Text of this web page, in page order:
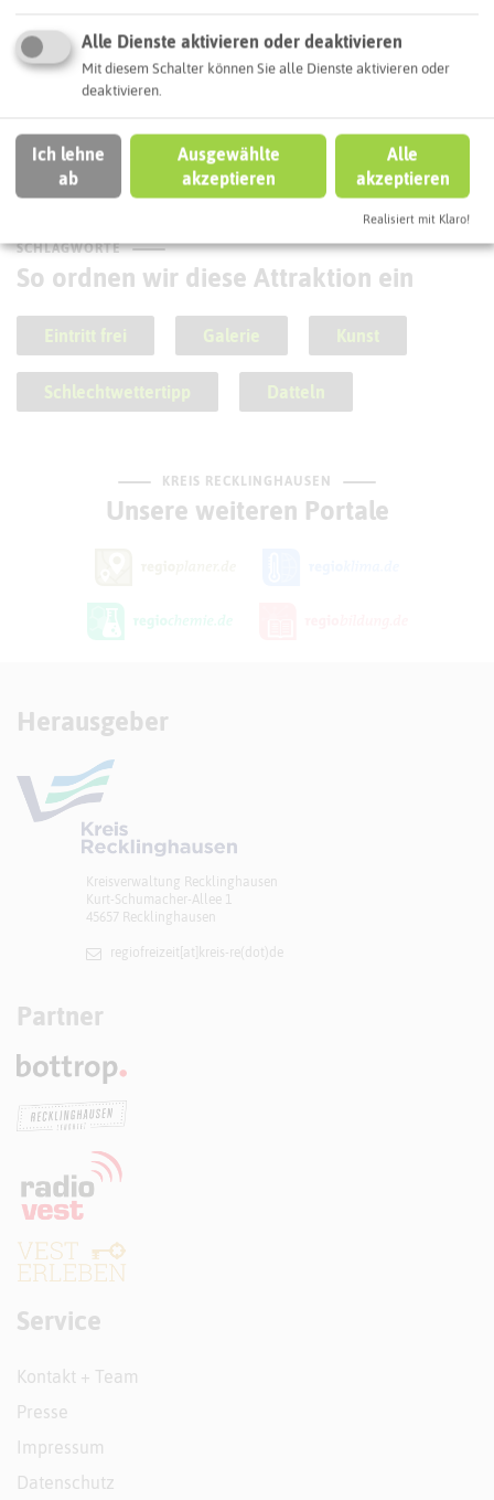
Verkaufsoffener Sonntag Datteln
SCHLAGWORTE
So ordnen wir diese Attraktion ein
Eintritt frei Galerie Kunst
Schlechtwettertipp Datteln
KREIS RECKLINGHAUSEN
Unsere weiteren Portale
Herausgeber
Kreisverwaltung Recklinghausen
Kurt-Schumacher-Allee 1
45657 Recklinghausen
regiofreizeit[at]​kreis-re(dot)de
Partner
Service
Kontakt + Team
Presse
Impressum
Datenschutz
Alle Dienste aktivieren oder deaktivieren
Mit diesem Schalter können Sie alle Dienste aktivieren oder
deaktivieren.
Ich lehne
ab
Ausgewählte
akzeptieren
Alle
akzeptieren
Realisiert mit Klaro!